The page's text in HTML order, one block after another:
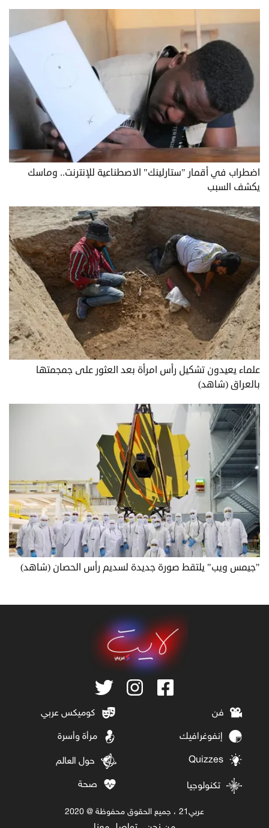
اضطراب في أقمار "ستارلينك" الاصطناعية للإنترنت.. وماسك
يكشف السبب
علماء يعيدون تشكيل رأس امرأة بعد العثور على جمجمتها
بالعراق (شاهد)
"جيمس ويب" يلتقط صورة جديدة لسديم رأس الحصان (شاهد)
فن كوميكس عربي
إنفوغرافيك مرأة وأسرة
Quizzes حول العالم
تكنولوجيا صحة
عربي21 ، جميع الحقوق محفوظة @ 2020